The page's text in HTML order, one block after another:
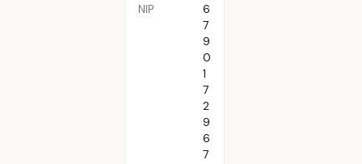
NIP
6
7
9
0
1
7
2
9
6
7